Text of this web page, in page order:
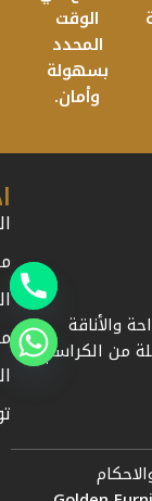
الوقت
المحدد
بسهولة
وأمان.
والأناقة
من الكراسي